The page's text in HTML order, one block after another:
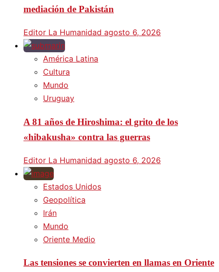
mediación de Pakistán
Editor La Humanidad agosto 6, 2026
América Latina
Cultura
Mundo
Uruguay
A 81 años de Hiroshima: el grito de los
«hibakusha» contra las guerras
Editor La Humanidad agosto 6, 2026
Estados Unidos
Geopolítica
Irán
Mundo
Oriente Medio
Las tensiones se convierten en llamas en Oriente